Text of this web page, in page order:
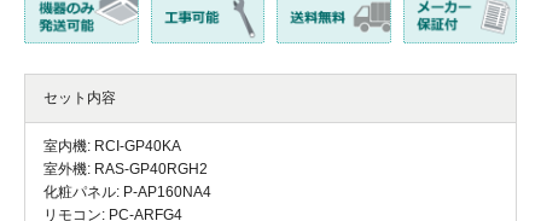
セット内容
室内機: RCI-GP40KA
室外機: RAS-GP40RGH2
化粧パネル: P-AP160NA4
リモコン: PC-ARFG4